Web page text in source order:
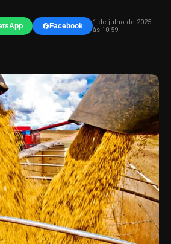
Facebook
1 de julho de 2025
às 10:59